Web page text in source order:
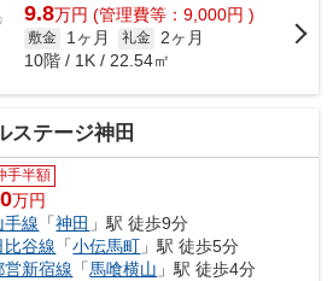
9.8万円 (管理費等：9,000円 )
敷金 1ヶ月 礼金
2ヶ月
10階 / 1K / 22.54㎡
ステージ神田
手半額
万円
手線 「神田 」駅 徒歩9分
比谷線 「小伝馬町 」駅 徒歩5分
営新宿線 「馬喰横山 」駅 徒歩4分